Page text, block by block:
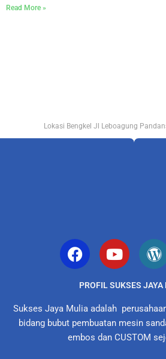
Read More »
Lokasi Bengkel Jl Leboagung
PROFIL SUKSES JAYA
Sukses Jaya Mulia adalah
bidang bubut pembuatan mesin
embos dan CUSTOM